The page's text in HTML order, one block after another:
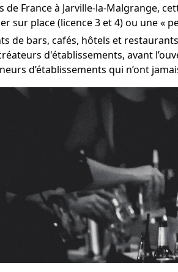
de France à Jarville-la-Malgrange,
sur place (licence 3 et 4) ou une «
de bars, cafés, hôtels et
d'établissements, avant
d’établissements qui n’ont